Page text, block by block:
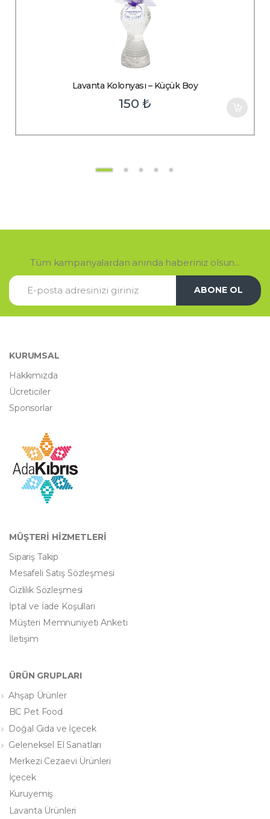
Lavanta Kolonyası – Küçük Boy
150₺
Tüm kampanyalardan anında haberiniz olsun...
ABONE OL
KURUMSAL
Hakkımızda
Ücreticiler
Sponsorlar
MÜŞTERİ HİZMETLERİ
Sipariş Takip
Mesafeli Satış Sözleşmesi
Gizlilik Sözleşmesi
İptal ve İade Koşulları
Müşteri Memnuniyeti Anketi
İletişim
ÜRÜN GRUPLARI
Ahşap Ürünler
BC Pet Food
Doğal Gıda ve İçecek
Geleneksel El Sanatları
Merkezi Cezaevi Ürünleri
İçecek
Kuruyemiş
Lavanta Ürünleri